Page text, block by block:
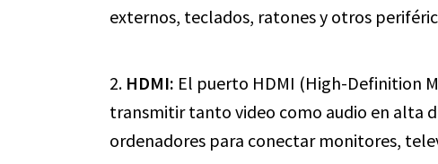
externos, teclados, ratones y otros
2. HDMI: El puerto HDMI (High-Definition
transmitir tanto video como audio en alta
ordenadores para conectar monitores,